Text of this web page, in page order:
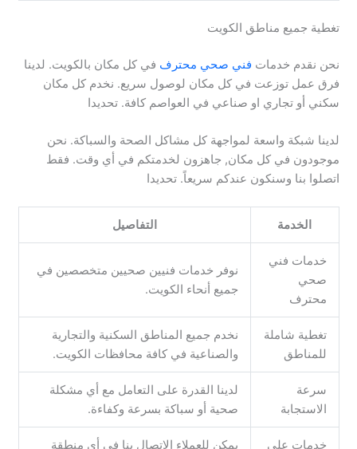
تغطية جميع مناطق الكويت
نحن نقدم خدمات فني صحي محترف في كل مكان بالكويت. لدينا
فرق عمل توزعت في كل مكان لوصول سريع. نخدم كل مكان
سكني أو تجاري او صناعي في العواصم كافة. تحديدا
لدينا شبكة واسعة لمواجهة كل مشاكل الصحة والسباكة. نحن
موجودون في كل مكان, جاهزون لخدمتكم في أي وقت. فقط
اتصلوا بنا وسنكون عندكم سريعاً. تحديدا
الخدمة التفاصيل
خدمات فني
صحي
محترف
نوفر خدمات فنيين صحيين متخصصين في
جميع أنحاء الكويت.
تغطية شاملة
للمناطق
نخدم جميع المناطق السكنية والتجارية
والصناعية في كافة محافظات الكويت.
سرعة
الاستجابة
لدينا القدرة على التعامل مع أي مشكلة
صحية أو سباكة بسرعة وكفاءة.
خدمات على
يمكن للعملاء الاتصال بنا في أي منطقة